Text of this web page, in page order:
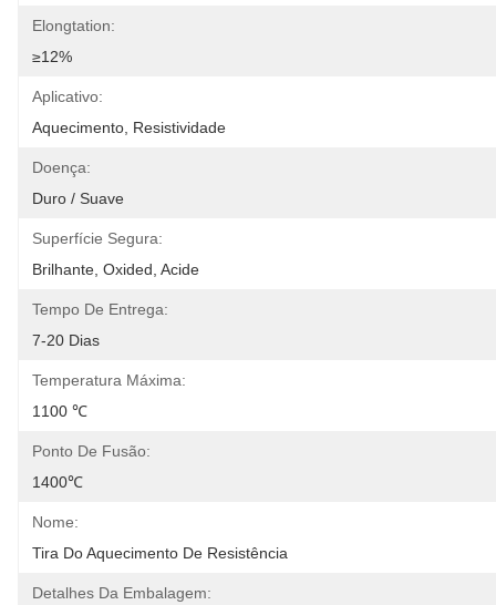
Elongtation:
≥12%
Aplicativo:
Aquecimento, Resistividade
Doença:
Duro / Suave
Superfície Segura:
Brilhante, Oxided, Acide
Tempo De Entrega:
7-20 Dias
Temperatura Máxima:
1100 ℃
Ponto De Fusão:
1400℃
Nome:
Tira Do Aquecimento De Resistência
Detalhes Da Embalagem: